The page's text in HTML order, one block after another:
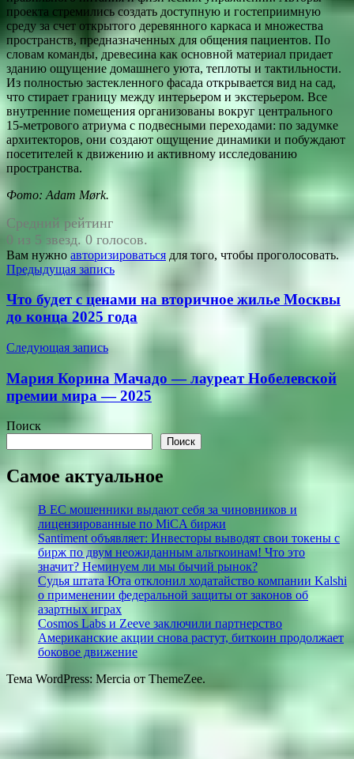
проекта стремились создать доступную и гостеприимную
среду за счет открытого деревянного каркаса и множества
пространств, предназначенных для общения пациентов. По
словам команды, древесина как основной материал придает
зданию ощущение домашнего уюта, теплоты и тактильности.
Из полностью застекленного фасада открывается вид на сад,
что стирает границу между интерьером и экстерьером. Все
внутренние помещения организованы вокруг центрального
15-метрового атриума с подвесными переходами: по задумке
архитекторов, они создают ощущение динамики и побуждают
посетителей к движению и активному исследованию
пространства.
Фото: Adam Mørk.
Средний рейтинг
0 из 5 звезд. 0 голосов.
Вам нужно авторизироваться для того, чтобы проголосовать.
Навигация
по
записям
Предыдущая запись
Что будет с ценами на вторичное жилье Москвы
до конца 2025 года
Следующая запись
Мария Корина Мачадо — лауреат Нобелевской
премии мира — 2025
Поиск
Поиск
Самое актуальное
В ЕС мошенники выдают себя за чиновников и
лицензированные по MiCA биржи
Santiment объявляет: Инвесторы выводят свои токены с
бирж по двум неожиданным альткоинам! Что это
значит? Неминуем ли мы бычий рынок?
Судья штата Юта отклонил ходатайство компании Kalshi
о применении федеральной защиты от законов об
азартных играх
Cosmos Labs и Zeeve заключили партнерство
Американские акции снова растут, биткоин продолжает
боковое движение
Тема WordPress: Mercia от ThemeZee.